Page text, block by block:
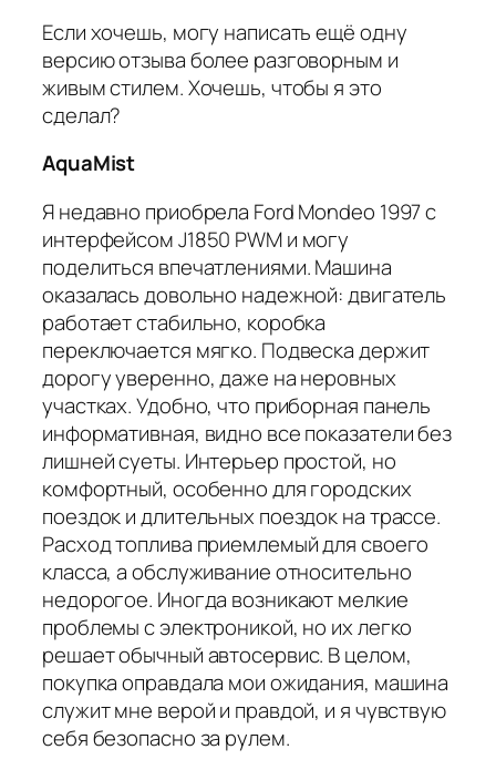
Если хочешь, могу написать ещё одну
версию отзыва более разговорным и
живым стилем. Хочешь, чтобы я это
сделал?
AquaMist
Я недавно приобрела Ford Mondeo 1997 с
интерфейсом J1850 PWM и могу
поделиться впечатлениями. Машина
оказалась довольно надежной: двигатель
работает стабильно, коробка
переключается мягко. Подвеска держит
дорогу уверенно, даже на неровных
участках. Удобно, что приборная панель
информативная, видно все показатели без
лишней суеты. Интерьер простой, но
комфортный, особенно для городских
поездок и длительных поездок на трассе.
Расход топлива приемлемый для своего
класса, а обслуживание относительно
недорогое. Иногда возникают мелкие
проблемы с электроникой, но их легко
решает обычный автосервис. В целом,
покупка оправдала мои ожидания, машина
служит мне верой и правдой, и я чувствую
себя безопасно за рулем.